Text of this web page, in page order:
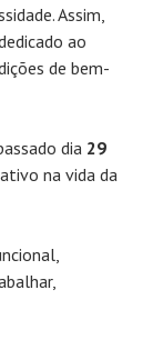
Assim,
ao
de bem-
dia 29
na vida da